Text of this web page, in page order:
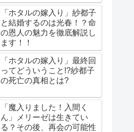
「ホタルの嫁入り」紗都子
と結婚するのは光春！？命
の恩人の魅力を徹底解説し
ます！！
「ホタルの嫁入り」最終回
ってどういうこと!?紗都子
の死亡の真相とは?
「魔入りました！入間く
ん」メリーゼは生きてい
る？その後、再会の可能性